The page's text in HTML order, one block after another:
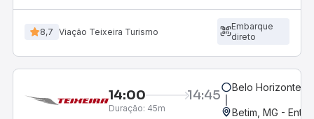
8,7 Viação Teixeira Turismo
Embarque
direto
14:00 14:45
Duração: 45m
Belo Horizonte,
Betim, MG -